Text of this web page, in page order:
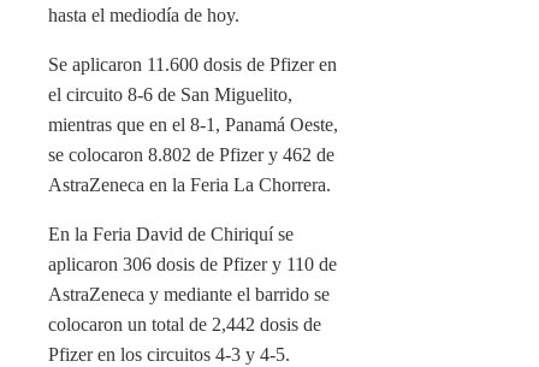
hasta el mediodía de hoy.
Se aplicaron 11.600 dosis de Pfizer en
el circuito 8-6 de San Miguelito,
mientras que en el 8-1, Panamá Oeste,
se colocaron 8.802 de Pfizer y 462 de
AstraZeneca en la Feria La Chorrera.
En la Feria David de Chiriquí se
aplicaron 306 dosis de Pfizer y 110 de
AstraZeneca y mediante el barrido se
colocaron un total de 2,442 dosis de
Pfizer en los circuitos 4-3 y 4-5.